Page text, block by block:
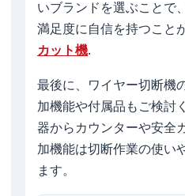
いブランドを選ぶことで
満足度に自信を持つこと
カット機.
最後に、ワイヤー切断機
加機能や付属品もご検討
器からカウンターや安全
加機能は切断作業の使い
ます。